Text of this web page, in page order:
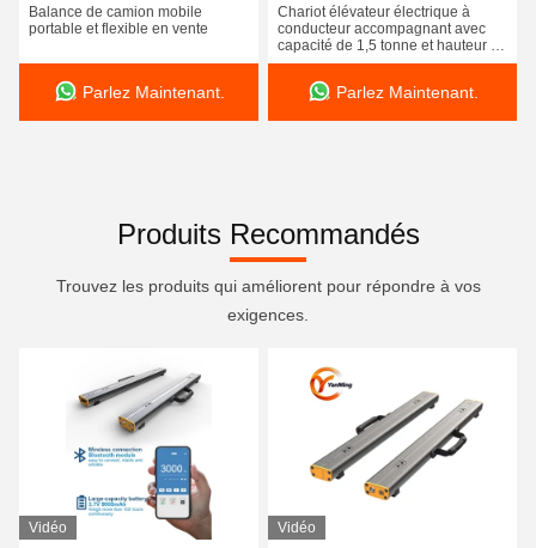
Balance de camion mobile
portable et flexible en vente
Parlez Maintenant.
Chariot élévateur électrique à
conducteur accompagnant avec
capacité de 1,5 tonne et hauteur de
levage de 1600-3500 mm,
alimenté par un moteur
d'entraînement AC/DC
Parlez Maintenant.
Produits Recommandés
Trouvez les produits qui améliorent pour répondre à vos
exigences.
Vidéo
Vidéo